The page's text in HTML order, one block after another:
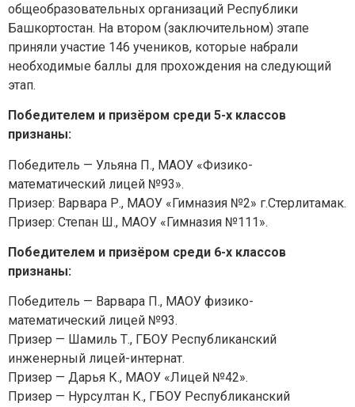
общеобразовательных организаций Республики
Башкортостан. На втором (заключительном) этапе
приняли участие 146 учеников, которые набрали
необходимые баллы для прохождения на следующий
этап.
Победителем и призёром среди 5-х классов
признаны:
Победитель — Ульяна П., МАОУ «Физико-
математический лицей №93».
Призер: Варвара Р., МАОУ «Гимназия №2» г.Стерлитамак.
Призер: Степан Ш., МАОУ «Гимназия №111».
Победителем и призёром среди 6-х классов
признаны:
Победитель — Варвара П., МАОУ физико-
математический лицей №93.
Призер — Шамиль Т., ГБОУ Республиканский
инженерный лицей-интернат.
Призер — Дарья К., МАОУ «Лицей №42».
Призер — Нурсултан К., ГБОУ Республиканский